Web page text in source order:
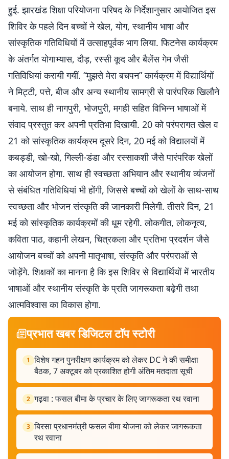
हुई. झारखंड शिक्षा परियोजना परिषद के निर्देशानुसार आयोजित इस
शिविर के पहले दिन बच्चों ने खेल, योग, स्थानीय भाषा और
सांस्कृतिक गतिविधियों में उत्साहपूर्वक भाग लिया. फिटनेस कार्यक्रम
के अंतर्गत योगाभ्यास, दौड़, रस्सी कूद और बैलेंस गेम जैसी
गतिविधियां करायी गयीं. “मुझसे मेरा बचपन” कार्यक्रम में विद्यार्थियों
ने मिट्टी, पत्ते, बीज और अन्य स्थानीय सामग्री से पारंपरिक खिलौने
बनाये. साथ ही नागपुरी, भोजपुरी, मगही सहित विभिन्न भाषाओं में
संवाद प्रस्तुत कर अपनी प्रतिभा दिखायी. 20 को परंपरागत खेल व
21 को सांस्कृतिक कार्यक्रम दूसरे दिन, 20 मई को विद्यालयों में
कबड्डी, खो-खो, गिल्ली-डंडा और रस्साकशी जैसे पारंपरिक खेलों
का आयोजन होगा. साथ ही स्वच्छता अभियान और स्थानीय व्यंजनों
से संबंधित गतिविधियां भी होंगी, जिससे बच्चों को खेलों के साथ-साथ
स्वच्छता और भोजन संस्कृति की जानकारी मिलेगी. तीसरे दिन, 21
मई को सांस्कृतिक कार्यक्रमों की धूम रहेगी. लोकगीत, लोकनृत्य,
कविता पाठ, कहानी लेखन, चित्रकला और प्रतिभा प्रदर्शन जैसे
आयोजन बच्चों को अपनी मातृभाषा, संस्कृति और परंपराओं से
जोड़ेंगे. शिक्षकों का मानना है कि इस शिविर से विद्यार्थियों में भारतीय
भाषाओं और स्थानीय संस्कृति के प्रति जागरूकता बढ़ेगी तथा
आत्मविश्वास का विकास होगा.
प्रभात खबर डिजिटल टॉप स्टोरी
1 विशेष गहन पुनरीक्षण कार्यक्रम को लेकर DC ने की समीक्षा
बैठक, 7 अक्टूबर को प्रकाशित होगी अंतिम मतदाता सूची
2 गढ़वा : फसल बीमा के प्रचार के लिए जागरूकता रथ रवाना
3 बिरसा प्रधानमंत्री फसल बीमा योजना को लेकर जागरूकता
रथ रवाना